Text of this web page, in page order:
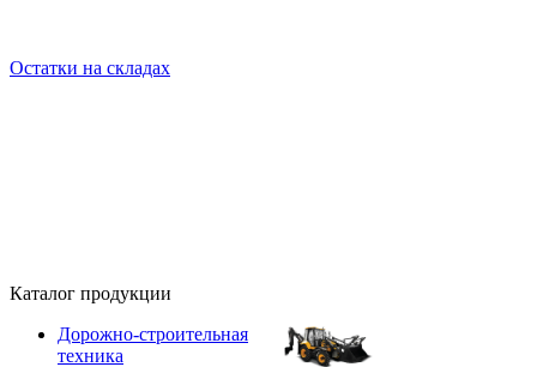
Остатки на складах
Каталог продукции
Дорожно-строительная
техника